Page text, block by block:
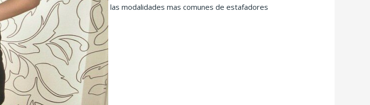
las modalidades mas comunes de estafadores